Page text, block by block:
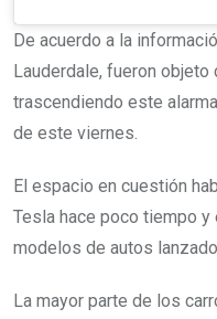
De acuerdo a la
Lauderdale, fueron
trascendiendo este
de este viernes.
El espacio en cuestión
Tesla hace poco tiempo
modelos de autos
La mayor parte de los